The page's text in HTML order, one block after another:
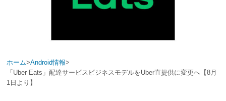
ホーム>Android情報>
「Uber Eats」配達サービスビジネスモデルをUber直提供に変更へ【8月
1日より】